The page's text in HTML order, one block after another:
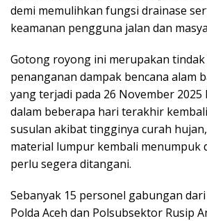
demi memulihkan fungsi drainase
keamanan pengguna jalan dan
Gotong royong ini merupakan
penanganan dampak bencana alam
yang terjadi pada 26 November 2025
dalam beberapa hari terakhir
susulan akibat tingginya curah
material lumpur kembali menumpuk
perlu segera ditangani.
Sebanyak 15 personel gabungan
Polda Aceh dan Polsubsektor Rusip